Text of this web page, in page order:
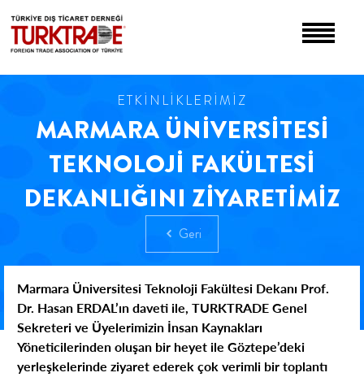
ETKİNLİKLERİMİZ
MARMARA ÜNİVERSİTESİ
TEKNOLOJİ FAKÜLTESİ
DEKANLIĞINI ZİYARETİMİZ
Geri
Marmara Üniversitesi Teknoloji Fakültesi Dekanı Prof.
Dr. Hasan ERDAL’ın daveti ile, TURKTRADE Genel
Sekreteri ve Üyelerimizin İnsan Kaynakları
Yöneticilerinden oluşan bir heyet ile Göztepe’deki
yerleşkelerinde ziyaret ederek çok verimli bir toplantı